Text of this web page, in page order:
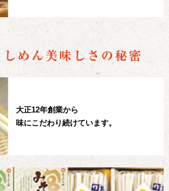
大正12年創業から
味にこだわり続けています。